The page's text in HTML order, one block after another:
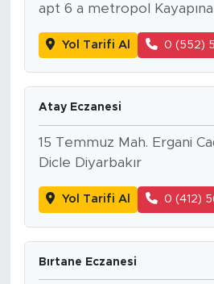
apt 6 a metropol
Yol Tarifi Al 0 (552)
Atay Eczanesi
15 Temmuz Mah. Ergani
Dicle Diyarbakır
Yol Tarifi Al 0 (412)
Bırtane Eczanesi